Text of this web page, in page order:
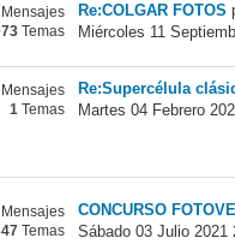
Mensajes
Temas
Re:COLGAR FOTOS
Miércoles 11
Mensajes
1 Temas
Re:Supercélula
Martes 04 Febrero
Mensajes
Temas
CONCURSO
Sábado 03 Julio 2021